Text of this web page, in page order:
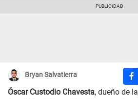
Bryan Salvatierra
Óscar Custodio Chavesta, dueño de la